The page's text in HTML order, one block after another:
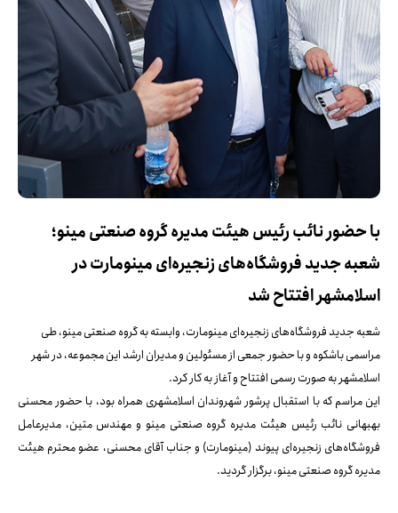
با حضور نائب رئیس هیئت مدیره گروه صنعتی مینو؛
شعبه جدید فروشگاه‌های زنجیره‌ای مینومارت در
اسلامشهر افتتاح شد
شعبه جدید فروشگاه‌های زنجیره‌ای مینومارت، وابسته به گروه صنعتی مینو، طی
مراسمی باشکوه و با حضور جمعی از مسئولین و مدیران ارشد این مجموعه، در شهر
اسلامشهر به صورت رسمی افتتاح و آغاز به کار کرد.
این مراسم که با استقبال پرشور شهروندان اسلامشهری همراه بود، با حضور محسنی
بهبهانی نائب رئیس هیئت مدیره گروه صنعتی مینو و مهندس متین، مدیرعامل
فروشگاه‌های زنجیره‌ای پیوند (مینومارت) و جناب آقای محسنی، عضو محترم هیئت
مدیره گروه صنعتی مینو، برگزار گردید.